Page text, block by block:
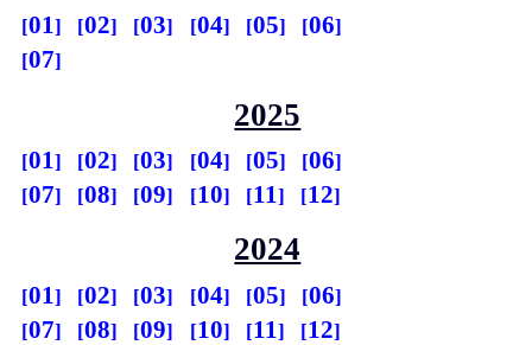
01 02 03 04 05
06
07
2025
01 02 03 04 05
06
07
08 09 10 11 12
2024
01 02 03 04 05
06
07
08 09 10 11 12